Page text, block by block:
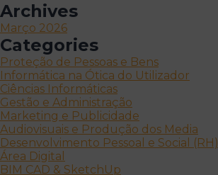
Archives
Março 2026
Categories
Proteção de Pessoas e Bens
Informática na Ótica do Utilizador
Ciências Informáticas
Gestão e Administração
Marketing e Publicidade
Audiovisuais e Produção dos Media
Desenvolvimento Pessoal e Social (RH)
Área Digital
BIM CAD & SketchUp